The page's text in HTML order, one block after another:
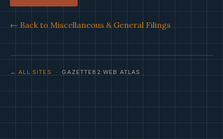
← Back to Miscellaneous & General Filings
← ALL SITES · GAZETTE82 WEB ATLAS